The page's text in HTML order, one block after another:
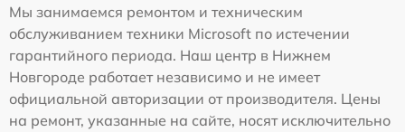
Мы занимаемся ремонтом и техническим
обслуживанием техники Microsoft по истечении
гарантийного периода. Наш центр в Нижнем
Новгороде работает независимо и не имеет
официальной авторизации от производителя. Цены
на ремонт, указанные на сайте, носят исключительно